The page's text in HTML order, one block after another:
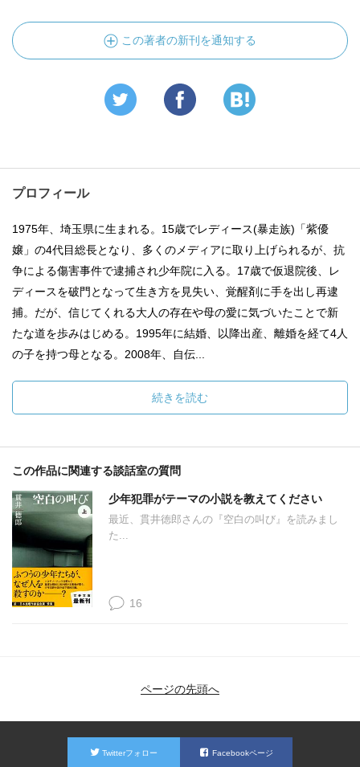
この著者の新刊を通知する
プロフィール
1975年、埼玉県に生まれる。15歳でレディース(暴走族)「紫優
嬢」の4代目総長となり、多くのメディアに取り上げられるが、抗
争による傷害事件で逮捕され少年院に入る。17歳で仮退院後、レ
ディースを破門となって生き方を見失い、覚醒剤に手を出し再逮
捕。だが、信じてくれる大人の存在や母の愛に気づいたことで新
たな道を歩みはじめる。1995年に結婚、以降出産、離婚を経て4人
の子を持つ母となる。2008年、自伝...
続きを読む
この作品に関連する談話室の質問
少年犯罪がテーマの小説を教えてください
最近、貫井徳郎さんの『空白の叫び』を読みまし
た...
16
ページの先頭へ
Twitterフォロー Facebookページ